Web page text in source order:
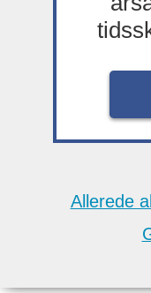
Allerede